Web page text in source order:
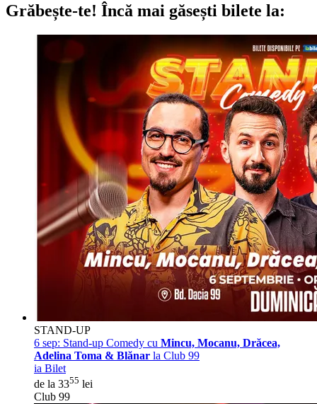
Grăbește-te! Încă mai găsești bilete la:
STAND-UP
6 sep: Stand-up Comedy cu Mincu, Mocanu, Drăcea,
Adelina Toma & Blănar la Club 99
ia Bilet
de la 3355 lei
Club 99